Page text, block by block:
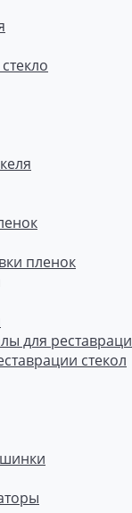
пленок
для
стекол